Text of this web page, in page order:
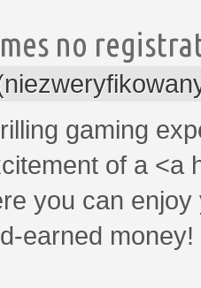
no
gaming
of a <a
you can
earned money!